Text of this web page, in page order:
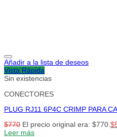
Añadir a la lista de deseos
Vista Rápida
Sin existencias
CONECTORES
PLUG RJ11 6P4C CRIMP PARA
$770 El precio original era: $770. $
Leer más